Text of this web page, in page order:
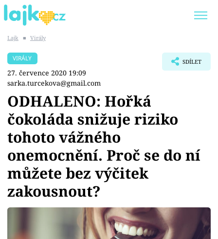
SHOPAHOLICADEL
Témata
Showbyznys
Youtubeři
Virály
Lajk ■ Virály
VIRÁLY
27. července 2020 19:09
sarka.turcekova@gmail.com
SDÍLET
ODHALENO: Hořká
čokoláda snižuje riziko
tohoto vážného
onemocnění. Proč se do ní
můžete bez výčitek
zakousnout?